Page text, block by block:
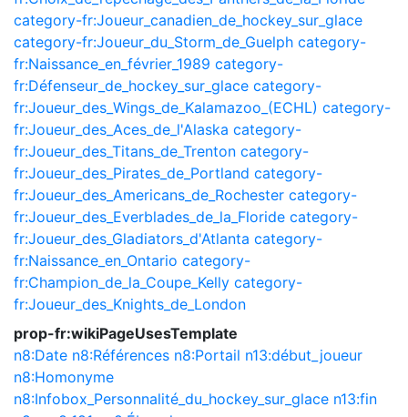
category-fr:Joueur_canadien_de_hockey_sur_glace
category-fr:Joueur_du_Storm_de_Guelph category-
fr:Naissance_en_février_1989 category-
fr:Défenseur_de_hockey_sur_glace category-
fr:Joueur_des_Wings_de_Kalamazoo_(ECHL) category-
fr:Joueur_des_Aces_de_l'Alaska category-
fr:Joueur_des_Titans_de_Trenton category-
fr:Joueur_des_Pirates_de_Portland category-
fr:Joueur_des_Americans_de_Rochester category-
fr:Joueur_des_Everblades_de_la_Floride category-
fr:Joueur_des_Gladiators_d'Atlanta category-
fr:Naissance_en_Ontario category-
fr:Champion_de_la_Coupe_Kelly category-
fr:Joueur_des_Knights_de_London
prop-fr:wikiPageUsesTemplate
n8:Date n8:Références n8:Portail n13:début_joueur
n8:Homonyme
n8:Infobox_Personnalité_du_hockey_sur_glace n13:fin